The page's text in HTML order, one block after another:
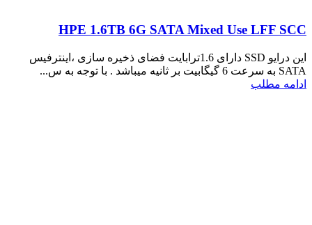
HPE 1.6TB 6G SATA Mixed Use LFF SCC
این درایو SSD دارای 1.6ترابایت فضای ذخیره سازی ،اینترفیس
SATA به سرعت 6 گیگابیت بر ثانیه میباشد . با توجه به س...
ادامه مطلب